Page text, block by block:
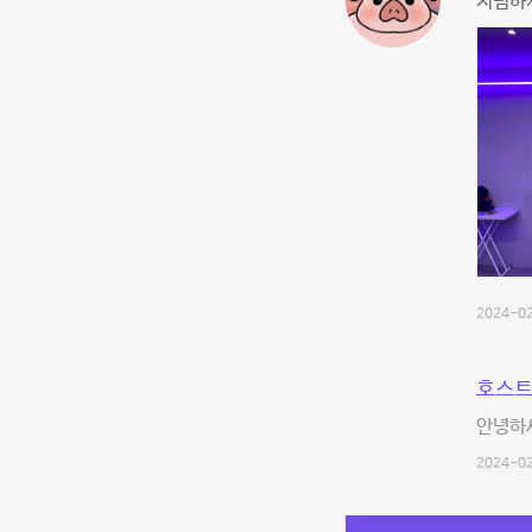
2024-
호스
안녕하
2024-